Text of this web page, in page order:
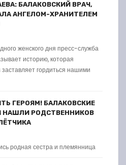
БАЛАКОВСКИЙ ВРАЧ,
АНГЕЛОМ-ХРАНИТЕЛЕМ
женского дня пресс-служба
историю, которая
гордиться нашими
ГЕРОЯМ! БАЛАКОВСКИЕ
НАШЛИ РОДСТВЕННИКОВ
родная сестра и племянница